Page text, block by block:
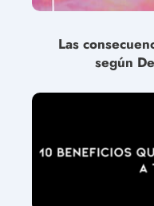
Las
según